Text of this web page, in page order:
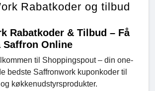
Rabatkoder og tilbud
Rabatkoder & Tilbud – Få
Saffron Online
til Shoppingspout – din one-
bedste Saffronwork kuponkoder til
køkkenudstyrsprodukter.